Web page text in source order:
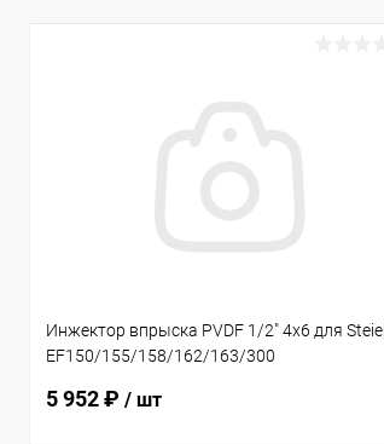
Инжектор впрыска PVDF 1/2" 4x6 для Steiel
EF150/155/158/162/163/300
5 952 ₽ / шт